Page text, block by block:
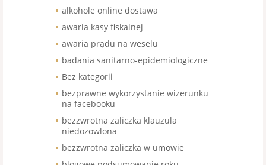
alkohole online dostawa
awaria kasy fiskalnej
awaria prądu na weselu
badania sanitarno-epidemiologiczne
Bez kategorii
bezprawne wykorzystanie wizerunku
na facebooku
bezzwrotna zaliczka klauzula
niedozowlona
bezzwrotna zaliczka w umowie